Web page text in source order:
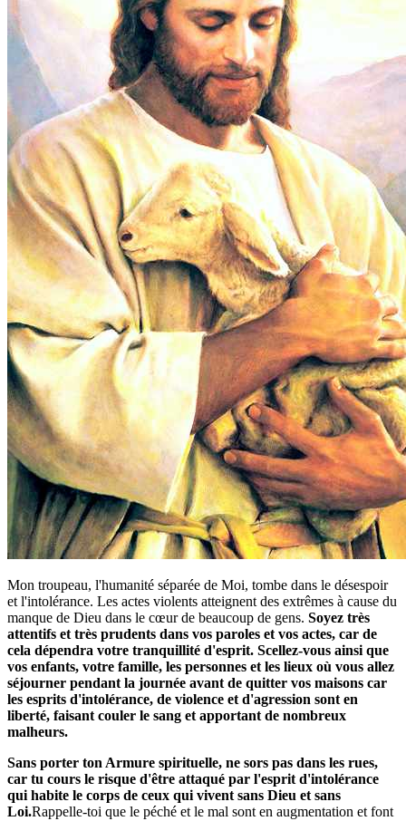
Mon troupeau, l'humanité séparée de Moi, tombe dans le désespoir
et l'intolérance. Les actes violents atteignent des extrêmes à cause du
manque de Dieu dans le cœur de beaucoup de gens. Soyez très
attentifs et très prudents dans vos paroles et vos actes, car de
cela dépendra votre tranquillité d'esprit. Scellez-vous ainsi que
vos enfants, votre famille, les personnes et les lieux où vous allez
séjourner pendant la journée avant de quitter vos maisons car
les esprits d'intolérance, de violence et d'agression sont en
liberté, faisant couler le sang et apportant de nombreux
malheurs.
Sans porter ton Armure spirituelle, ne sors pas dans les rues,
car tu cours le risque d'être attaqué par l'esprit d'intolérance
qui habite le corps de ceux qui vivent sans Dieu et sans
Loi.Rappelle-toi que le péché et le mal sont en augmentation et font